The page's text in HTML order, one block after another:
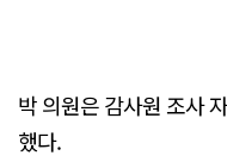
박 의원은 감사원 조사
했다.